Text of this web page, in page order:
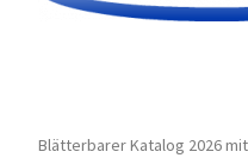
Blätterbarer Katalog 2026